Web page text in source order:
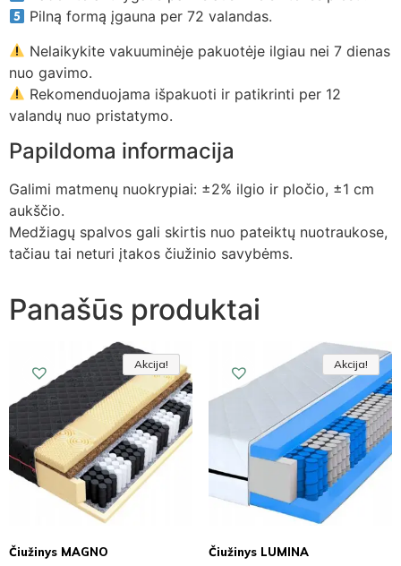
Pilną formą įgauna per 72 valandas.
Nelaikykite vakuuminėje pakuotėje ilgiau nei 7 dienas
nuo gavimo.
Rekomenduojama išpakuoti ir patikrinti per 12
valandų nuo pristatymo.
Papildoma informacija
Galimi matmenų nuokrypiai: ±2% ilgio ir pločio, ±1 cm
aukščio.
Medžiagų spalvos gali skirtis nuo pateiktų nuotraukose,
tačiau tai neturi įtakos čiužinio savybėms.
Panašūs produktai
Akcija!
Akcija
Akcija!
Čiužinys MAGNO
Akcija!
Akcija
Akcija!
Čiužinys LUMINA